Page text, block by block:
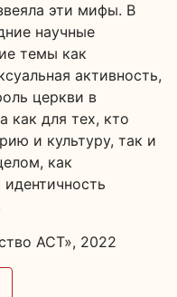
эти мифы. В
научные
темы как
активность,
церкви в
как для тех, кто
и культуру, так и
как
идентичность
АСТ», 2022